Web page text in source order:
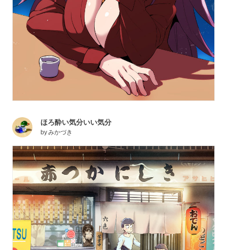
ほろ酔い気分いい気分
byみかづき